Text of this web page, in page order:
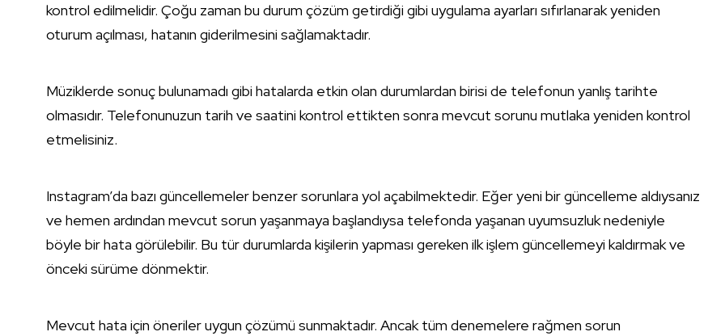
kontrol edilmelidir. Çoğu zaman bu durum çözüm getirdiği gibi uygulama ayarları sıfırlanarak yeniden
oturum açılması, hatanın giderilmesini sağlamaktadır.
Müziklerde sonuç bulunamadı gibi hatalarda etkin olan durumlardan birisi de telefonun yanlış tarihte
olmasıdır. Telefonunuzun tarih ve saatini kontrol ettikten sonra mevcut sorunu mutlaka yeniden kontrol
etmelisiniz.
Instagram’da bazı güncellemeler benzer sorunlara yol açabilmektedir. Eğer yeni bir güncelleme aldıysanız
ve hemen ardından mevcut sorun yaşanmaya başlandıysa telefonda yaşanan uyumsuzluk nedeniyle
böyle bir hata görülebilir. Bu tür durumlarda kişilerin yapması gereken ilk işlem güncellemeyi kaldırmak ve
önceki sürüme dönmektir.
Mevcut hata için öneriler uygun çözümü sunmaktadır. Ancak tüm denemelere rağmen sorun